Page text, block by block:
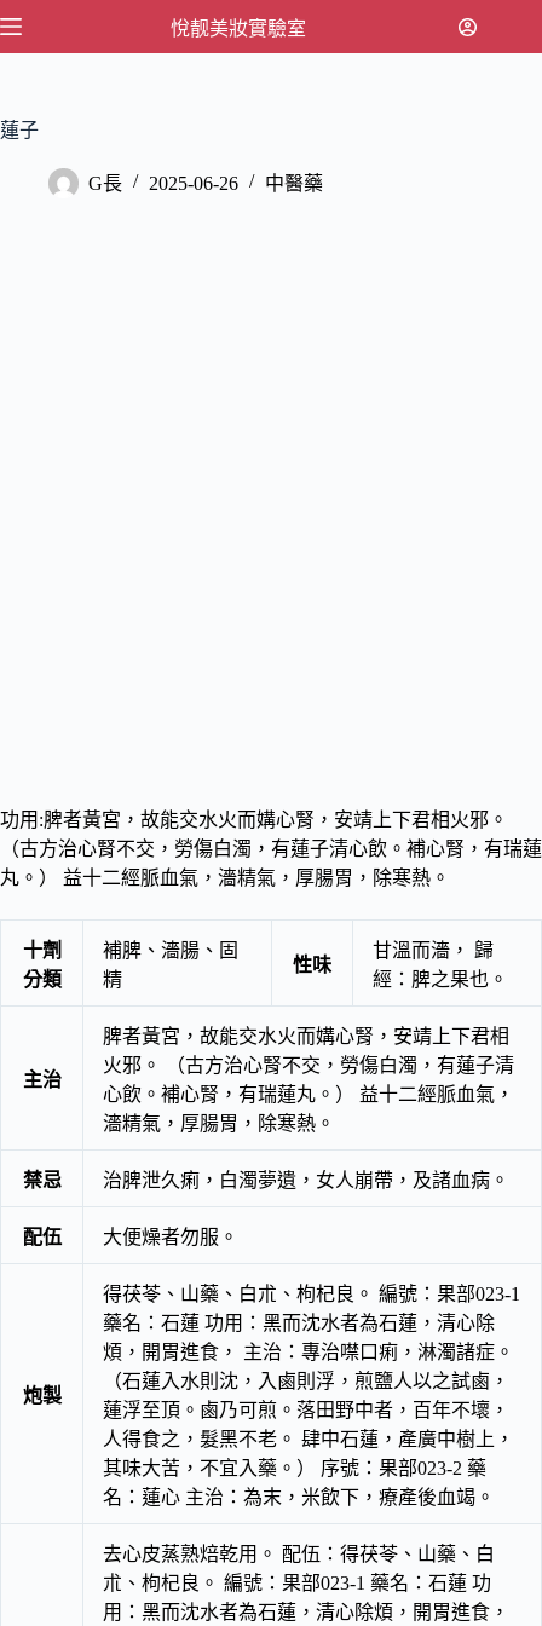
跳
內
悅靓美妝實驗室
蓮子
G長 2025-06-26 中醫藥
功用:脾者黃宮，故能交水火而媾心腎，安靖上下君相火邪。
（古方治心腎不交，勞傷白濁，有蓮子清心飲。補心腎，有瑞蓮
丸。） 益十二經脈血氣，濇精氣，厚腸胃，除寒熱。
十劑
分類
補脾、濇腸、固
精
性味
甘溫而濇， 歸
經：脾之果也。
主治
脾者黃宮，故能交水火而媾心腎，安靖上下君相
火邪。 （古方治心腎不交，勞傷白濁，有蓮子清
心飲。補心腎，有瑞蓮丸。） 益十二經脈血氣，
濇精氣，厚腸胃，除寒熱。
禁忌 治脾泄久痢，白濁夢遺，女人崩帶，及諸血病。
配伍 大便燥者勿服。
炮製
得茯苓、山藥、白朮、枸杞良。 編號：果部023-1
藥名：石蓮 功用：黑而沈水者為石蓮，清心除
煩，開胃進食， 主治：專治噤口痢，淋濁諸症。
（石蓮入水則沈，入鹵則浮，煎鹽人以之試鹵，
蓮浮至頂。鹵乃可煎。落田野中者，百年不壞，
人得食之，髮黑不老。 肆中石蓮，產廣中樹上，
其味大苦，不宜入藥。） 序號：果部023-2 藥
名：蓮心 主治：為末，米飲下，療產後血竭。
去心皮蒸熟焙乾用。 配伍：得茯苓、山藥、白
朮、枸杞良。 編號：果部023-1 藥名：石蓮 功
用：黑而沈水者為石蓮，清心除煩，開胃進食，